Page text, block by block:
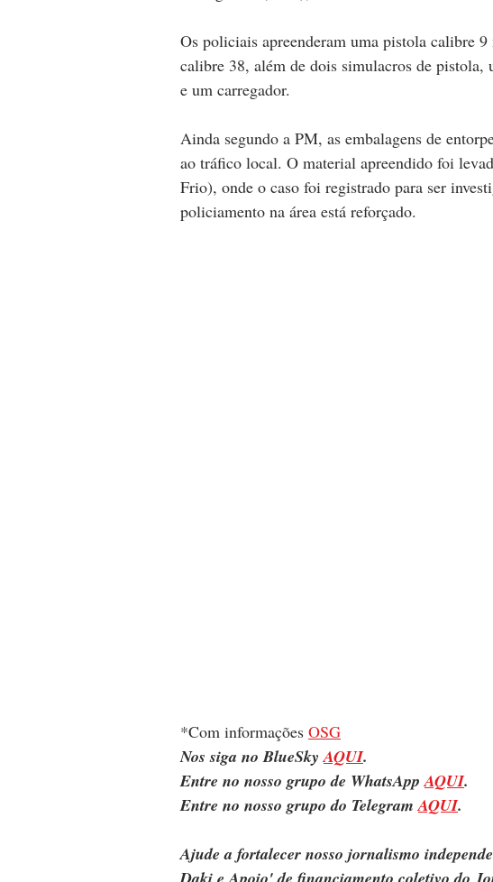
Os policiais apreenderam uma pistola calibre
calibre 38, além de dois simulacros de pistola,
e um carregador.
Ainda segundo a PM, as embalagens de
ao tráfico local. O material apreendido foi
Frio), onde o caso foi registrado para ser
policiamento na área está reforçado.
*Com informações OSG
Nos siga no BlueSky AQUI.
Entre no nosso grupo de WhatsApp AQUI.
Entre no nosso grupo do Telegram AQUI.
Ajude a fortalecer nosso jornalismo